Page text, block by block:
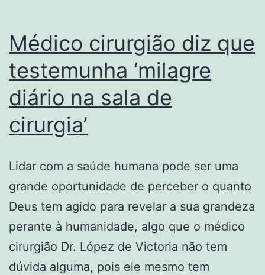
sacrifico”
Médico cirurgião diz que
testemunha ‘milagre
diário na sala de
cirurgia’
Lidar com a saúde humana pode ser uma
grande oportunidade de perceber o quanto
Deus tem agido para revelar a sua grandeza
perante à humanidade, algo que o médico
cirurgião Dr. López de Victoria não tem
dúvida alguma, pois ele mesmo tem